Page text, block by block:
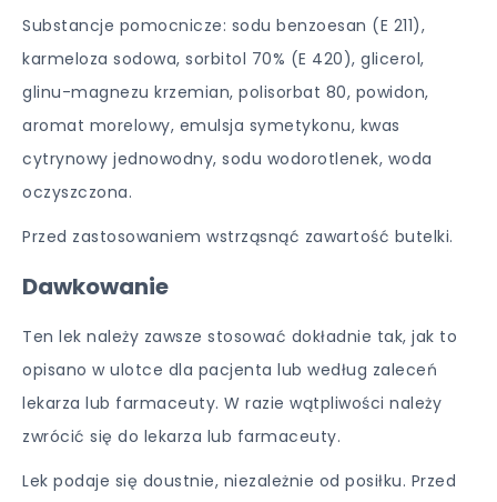
Substancje pomocnicze: sodu benzoesan (E 211),
karmeloza sodowa, sorbitol 70% (E 420), glicerol,
glinu-magnezu krzemian, polisorbat 80, powidon,
aromat morelowy, emulsja symetykonu, kwas
cytrynowy jednowodny, sodu wodorotlenek, woda
oczyszczona.
Przed zastosowaniem wstrząsnąć zawartość butelki.
Dawkowanie
Ten lek należy zawsze stosować dokładnie tak, jak to
opisano w ulotce dla pacjenta lub według zaleceń
lekarza lub farmaceuty. W razie wątpliwości należy
zwrócić się do lekarza lub farmaceuty.
Lek podaje się doustnie, niezależnie od posiłku. Przed